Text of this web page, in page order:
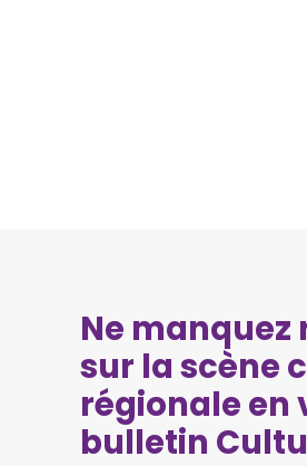
Ne manquez
sur la scène
régionale en
bulletin